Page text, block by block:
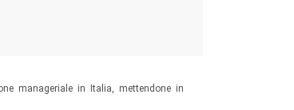
manageriale in Italia, mettendone in